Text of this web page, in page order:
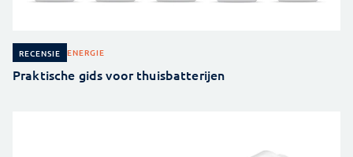
RECENSIE ENERGIE
Praktische gids voor thuisbatterijen